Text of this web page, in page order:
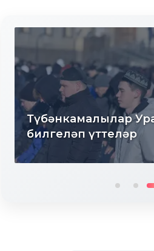
Түбән Кама
тапкыр «Авылым
бәйгесе узды